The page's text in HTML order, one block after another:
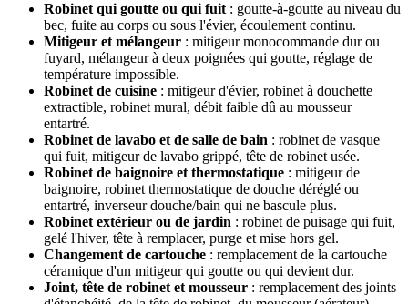
Robinet qui goutte ou qui fuit : goutte-à-goutte au niveau du
bec, fuite au corps ou sous l'évier, écoulement continu.
Mitigeur et mélangeur : mitigeur monocommande dur ou
fuyard, mélangeur à deux poignées qui goutte, réglage de
température impossible.
Robinet de cuisine : mitigeur d'évier, robinet à douchette
extractible, robinet mural, débit faible dû au mousseur
entartré.
Robinet de lavabo et de salle de bain : robinet de vasque
qui fuit, mitigeur de lavabo grippé, tête de robinet usée.
Robinet de baignoire et thermostatique : mitigeur de
baignoire, robinet thermostatique de douche déréglé ou
entartré, inverseur douche/bain qui ne bascule plus.
Robinet extérieur ou de jardin : robinet de puisage qui fuit,
gelé l'hiver, tête à remplacer, purge et mise hors gel.
Changement de cartouche : remplacement de la cartouche
céramique d'un mitigeur qui goutte ou qui devient dur.
Joint, tête de robinet et mousseur : remplacement des joints